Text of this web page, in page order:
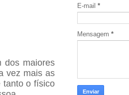
dos maiores
vez mais as
tanto o físico
E-mail *
Mensagem *